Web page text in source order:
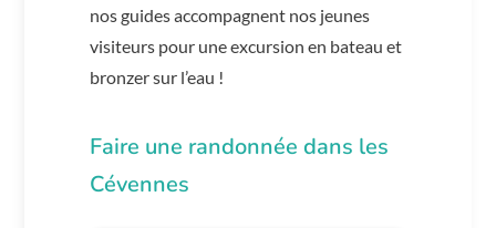
nos guides accompagnent nos jeunes
visiteurs pour une excursion en bateau et
bronzer sur l’eau !
Faire une randonnée dans les
Cévennes